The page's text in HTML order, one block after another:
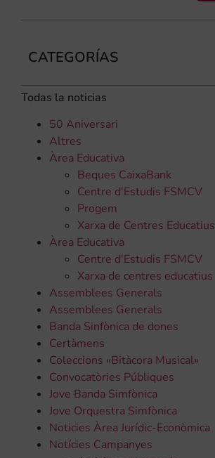
CATEGORÍAS
Todas la noticias
50 Aniversari
Altres
Àrea Educativa
Beques CaixaBank
Centre d'Estudis FSMCV
Progem
Xarxa de Centres Educatius
Àrea Educativa
Centre d'Estudis FSMCV
Xarxa de centres educatius
Assemblees Generals
Assemblees Generals
Banda Sinfònica de dones
Certàmens
Coleccions «Bitàcora Musical»
Convocatòries Públiques
Jove Banda Simfònica
Jove Orquestra Simfònica
Noticies Àrea Jurídic-Econòmica
Notícies Campanyes